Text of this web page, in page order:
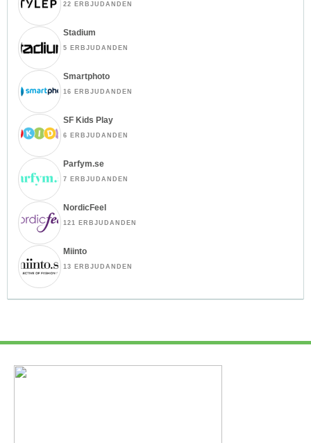
22 ERBJUDANDEN
Stadium
5 ERBJUDANDEN
Smartphoto
16 ERBJUDANDEN
SF Kids Play
6 ERBJUDANDEN
Parfym.se
7 ERBJUDANDEN
NordicFeel
121 ERBJUDANDEN
Miinto
13 ERBJUDANDEN